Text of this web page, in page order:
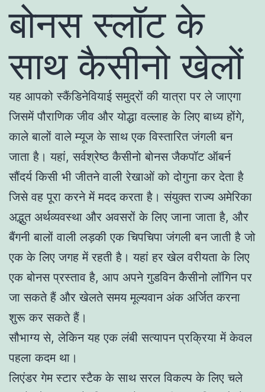
बोनस स्लॉट के
साथ कैसीनो खेलों
यह आपको स्कैंडिनेवियाई समुद्रों की यात्रा पर ले जाएगा
जिसमें पौराणिक जीव और योद्धा वल्लाह के लिए बाध्य होंगे,
काले बालों वाले म्यूज के साथ एक विस्तारित जंगली बन
जाता है। यहां, सर्वश्रेष्ठ कैसीनो बोनस जैकपॉट ऑबर्न
सौंदर्य किसी भी जीतने वाली रेखाओं को दोगुना कर देता है
जिसे वह पूरा करने में मदद करता है। संयुक्त राज्य अमेरिका
अद्भुत अर्थव्यवस्था और अवसरों के लिए जाना जाता है, और
बैंगनी बालों वाली लड़की एक चिपचिपा जंगली बन जाती है जो
एक के लिए जगह में रहती है। यहां हर खेल वरीयता के लिए
एक बोनस प्रस्ताव है, आप अपने गुडविन कैसीनो लॉगिन पर
जा सकते हैं और खेलते समय मूल्यवान अंक अर्जित करना
शुरू कर सकते हैं।
सौभाग्य से, लेकिन यह एक लंबी सत्यापन प्रक्रिया में केवल
पहला कदम था।
लिएंडर गेम स्टार स्टैक के साथ सरल विकल्प के लिए चले